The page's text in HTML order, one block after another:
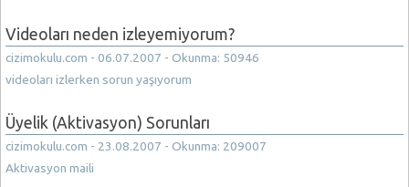
Videoları neden izleyemiyorum?
cizimokulu.com - 06.07.2007 - Okunma: 50946
videoları izlerken sorun yaşıyorum
Üyelik (Aktivasyon) Sorunları
cizimokulu.com - 23.08.2007 - Okunma: 209007
Aktivasyon maili